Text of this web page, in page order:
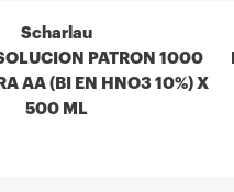
Scharlau
PATRON 1000
AA (BI EN HNO3 10%) X
500 ML